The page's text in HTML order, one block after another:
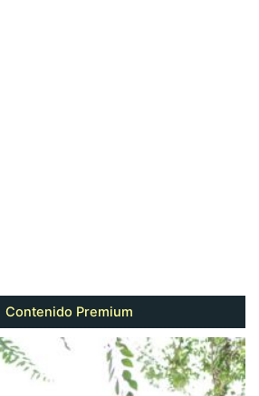
Contenido Premium